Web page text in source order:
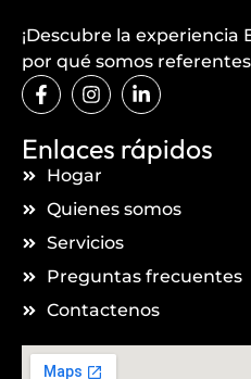
¡Descubre la experiencia
por qué somos
Enlaces rápidos
Hogar
Quienes somos
Servicios
Preguntas frecuentes
Contactenos